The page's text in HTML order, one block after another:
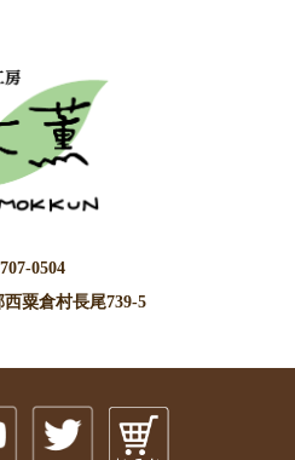
0504
粟倉村長尾739-5